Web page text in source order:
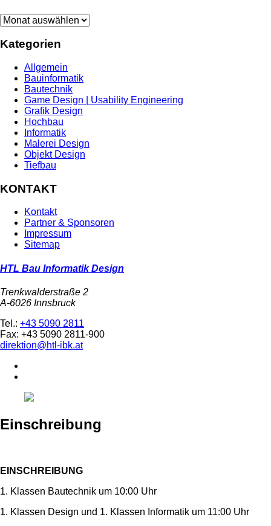
Archiv
Kategorien
Allgemein
Bauinformatik
Bautechnik
Game Design | Usability Engineering
Grafik Design
Hochbau
Informatik
Malerei Design
Objekt Design
Tiefbau
KONTAKT
Kontakt
Partner & Sponsoren
Impressum
Sitemap
HTL Bau Informatik Design
Trenkwalderstraße 2
A-6026 Innsbruck
Tel.: +43 5090 2811
Fax: +43 5090 2811-900
direktion@htl-ibk.at
Einschreibung
EINSCHREIBUNG
1. Klassen Bautechnik um 10:00 Uhr
1. Klassen Design und 1. Klassen Informatik um 11:00 Uhr